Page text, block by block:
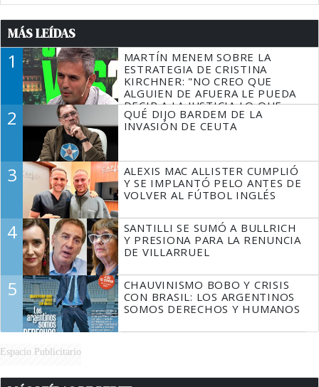
MÁS LEÍDAS
1
MARTÍN MENEM SOBRE LA
ESTRATEGIA DE CRISTINA
KIRCHNER: "NO CREO QUE
ALGUIEN DE AFUERA LE PUEDA
DECIR A LA JUSTICIA LO QUE
TIENE QUE HACER"
2
QUÉ DIJO BARDEM DE LA
INVASIÓN DE CEUTA
3
ALEXIS MAC ALLISTER CUMPLIÓ
Y SE IMPLANTÓ PELO ANTES DE
VOLVER AL FÚTBOL INGLÉS
4
SANTILLI SE SUMÓ A BULLRICH
Y PRESIONA PARA LA RENUNCIA
DE VILLARRUEL
5
CHAUVINISMO BOBO Y CRISIS
CON BRASIL: LOS ARGENTINOS
SOMOS DERECHOS Y HUMANOS
Espacio Publicitario